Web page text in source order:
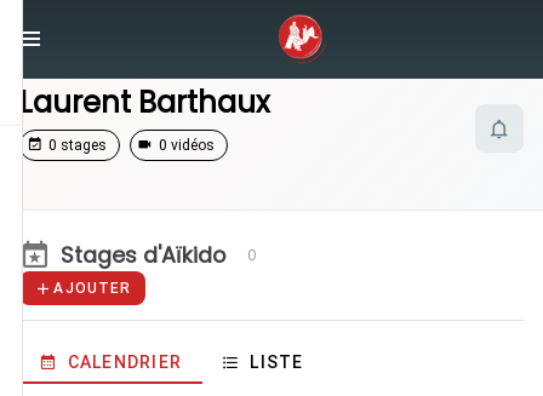
Laurent Barthaux
Laurent Barthaux
0 stages 0 vidéos
Stages d'Aïkido 0
AJOUTER
CALENDRIER LISTE